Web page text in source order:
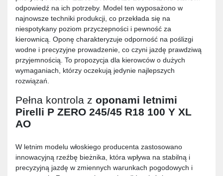
odpowiedź na ich potrzeby. Model ten wyposażono w
najnowsze techniki produkcji, co przekłada się na
niespotykany poziom przyczepności i pewność za
kierownicą. Oponę charakteryzuje odporność na poślizgi
wodne i precyzyjne prowadzenie, co czyni jazdę prawdziwą
przyjemnością. To propozycja dla kierowców o dużych
wymaganiach, którzy oczekują jedynie najlepszych
rozwiązań.
Pełna kontrola z oponami letnimi
Pirelli P ZERO 245/45 R18 100 Y XL
AO
W letnim modelu włoskiego producenta zastosowano
innowacyjną rzeźbę bieżnika, która wpływa na stabilną i
precyzyjną jazdę w zmiennych warunkach pogodowych i